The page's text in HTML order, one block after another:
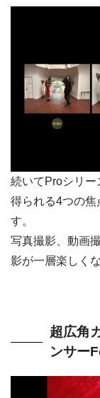
続いてProシリー
得られる4つの焦
す。
写真撮影、動画
影が一層楽しく
超広角
ンサー